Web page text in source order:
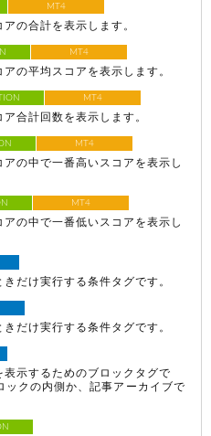
MT4
の合計を表示します。
MT4
の平均スコアを表示します。
MT4
合計回数を表示します。
MT4
の中で一番高いスコアを表示し
MT4
の中で一番低いスコアを表示し
だけ実行する条件タグです。
だけ実行する条件タグです。
示するためのブロックタグで
ックの内側か、記事アーカイブで